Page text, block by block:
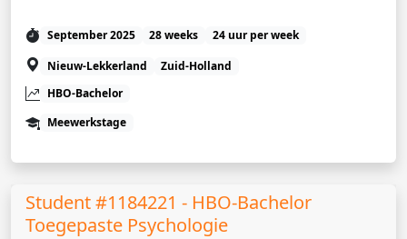
September 2025 28 weeks
24 uur per week
Nieuw-Lekkerland
Zuid-Holland
HBO-Bachelor
Meewerkstage
Student #1184221 - HBO-Bachelor
Toegepaste Psychologie